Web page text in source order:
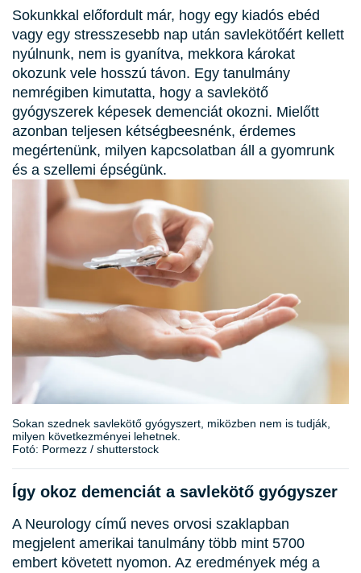
Sokunkkal előfordult már, hogy egy kiadós ebéd
vagy egy stresszesebb nap után savlekötőért kellett
nyúlnunk, nem is gyanítva, mekkora károkat
okozunk vele hosszú távon. Egy tanulmány
nemrégiben kimutatta, hogy a savlekötő
gyógyszerek képesek demenciát okozni. Mielőtt
azonban teljesen kétségbeesnénk, érdemes
megértenünk, milyen kapcsolatban áll a gyomrunk
és a szellemi épségünk.
Sokan szednek savlekötő gyógyszert, miközben nem is tudják,
milyen következményei lehetnek.
Fotó: Pormezz / shutterstock
Így okoz demenciát a savlekötő gyógyszer
A Neurology című neves orvosi szaklapban
megjelent amerikai tanulmány több mint 5700
embert követett nyomon. Az eredmények még a